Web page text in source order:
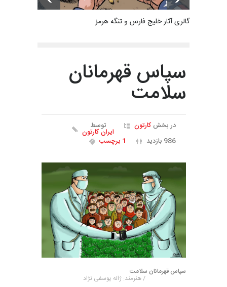
گالری آثار خلیج فارس و تنگه هرمز
سپاس قهرمانان
سلامت
در بخشکارتون توسط
ایران کارتون
986 بازدید
1 برچسب
سپاس قهرمانان سلامت
/ هنرمند: ژاله یوسفی نژاد